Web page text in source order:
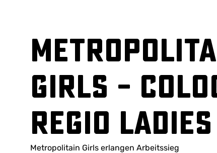
Girls –
Regio
Metropolitain Girls erlangen Arbeitssieg